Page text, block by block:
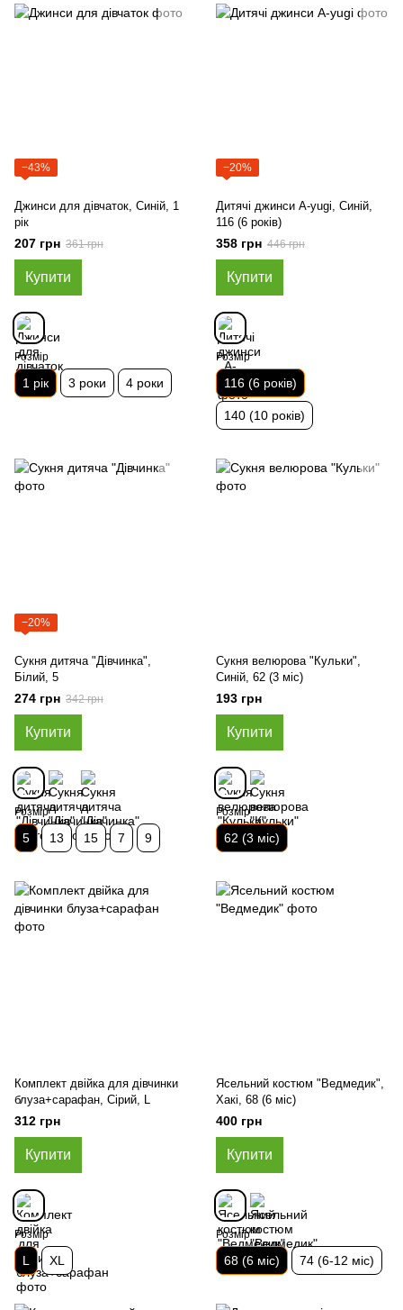
−43%
Джинси для дівчаток, Синій, 1
рік
207 грн 361 грн
Купити
Розмір
1 рік 3 роки 4 роки
−20%
Дитячі джинси A-yugi, Синій,
116 (6 років)
358 грн 446 грн
Купити
Розмір
116 (6 років)
140 (10 років)
−20%
Сукня дитяча "Дівчинка",
Білий, 5
274 грн 342 грн
Купити
Розмір
5 13 15 7 9
Сукня велюрова "Кульки",
Синій, 62 (3 міс)
193 грн
Купити
Розмір
62 (3 міс)
Комплект двійка для дівчинки
блуза+сарафан, Сірий, L
312 грн
Купити
Розмір
L XL
Ясельний костюм "Ведмедик",
Хакі, 68 (6 міс)
400 грн
Купити
Розмір
68 (6 міс) 74 (6-12 міс)